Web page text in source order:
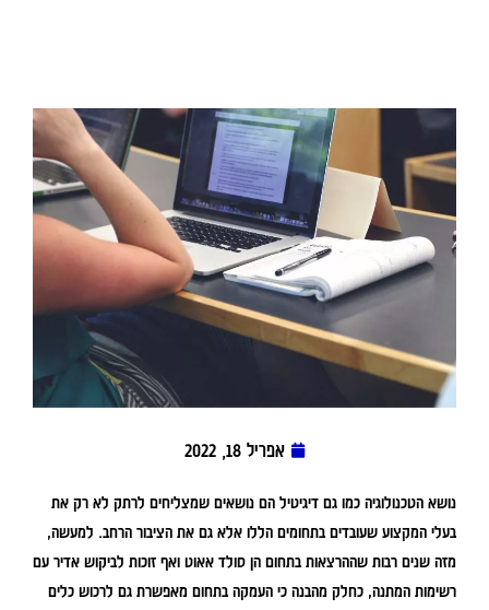
אפריל 18, 2022
נושא הטכנולוגיה כמו גם דיגיטיל הם נושאים שמצליחים לרתק לא רק את
בעלי המקצוע שעובדים בתחומים הללו אלא גם את הציבור הרחב. למעשה,
מזה שנים רבות שההרצאות בתחום הן סולד אאוט ואף זוכות לביקוש אדיר עם
רשימות המתנה, כחלק מהבנה כי העמקה בתחום מאפשרת גם לרכוש כלים